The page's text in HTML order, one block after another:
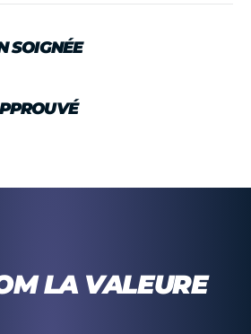
SOIGNÉE
LA VALEURE